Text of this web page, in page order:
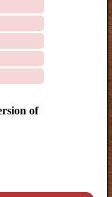
of